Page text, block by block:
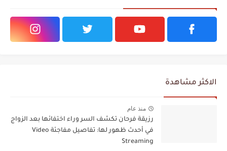
الاكثر مشاهدة
منذ عام
رزيقة فرحان تكشف السر وراء اختفائها بعد الزواج
في أحدث ظهور لها: تفاصيل مفاجئة Video
Streaming